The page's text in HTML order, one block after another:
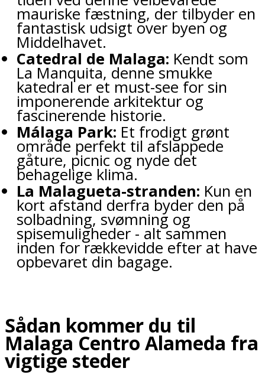
mauriske fæstning, der tilbyder en
fantastisk udsigt over byen og
Middelhavet.
Catedral de Malaga: Kendt som
La Manquita, denne smukke
katedral er et must-see for sin
imponerende arkitektur og
fascinerende historie.
Málaga Park: Et frodigt grønt
område perfekt til afslappede
gåture, picnic og nyde det
behagelige klima.
La Malagueta-stranden: Kun en
kort afstand derfra byder den på
solbadning, svømning og
spisemuligheder - alt sammen
inden for rækkevidde efter at have
opbevaret din bagage.
Sådan kommer du til
Malaga Centro Alameda fra
vigtige steder